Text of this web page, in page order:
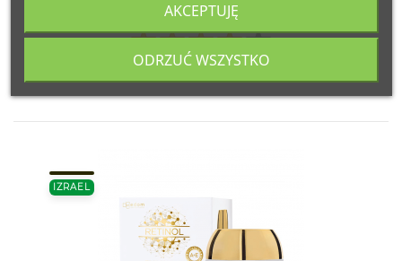
38,00
IZRAEL
ODRZUĆ WSZYSTKO
AKCEPTUJĘ